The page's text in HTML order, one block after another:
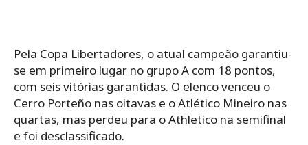
Pela Copa Libertadores, o atual campeão garantiu-
se em primeiro lugar no grupo A com 18 pontos,
com seis vitórias garantidas. O elenco venceu o
Cerro Porteño nas oitavas e o Atlético Mineiro nas
quartas, mas perdeu para o Athletico na semifinal
e foi desclassificado.